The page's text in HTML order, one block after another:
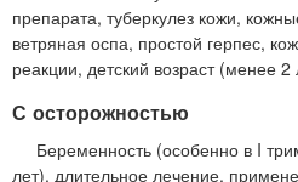
препарата, туберкулез кожи,
ветряная оспа, простой герпес,
реакции, детский возраст (менее 2
С осторожностью
Беременность (особенно в I
лет), длительное лечение,